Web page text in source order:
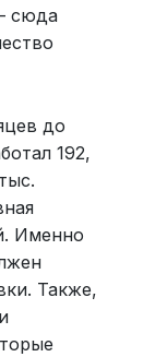
сюда
до
192,
Именно
Также,